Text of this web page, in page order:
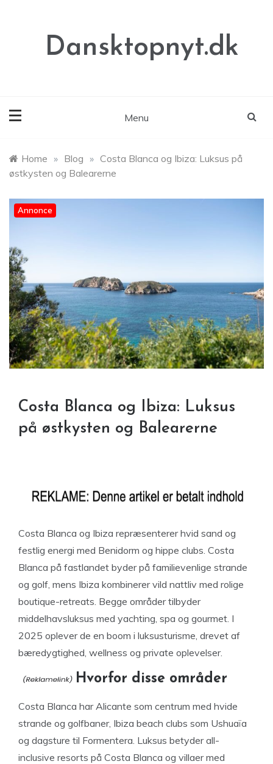
Dansktopnyt.dk
Menu
Home » Blog » Costa Blanca og Ibiza: Luksus på
østkysten og Balearerne
Annonce
Costa Blanca og Ibiza: Luksus
på østkysten og Balearerne
Costa Blanca og Ibiza repræsenterer hvid sand og
festlig energi med Benidorm og hippe clubs. Costa
Blanca på fastlandet byder på familievenlige strande
og golf, mens Ibiza kombinerer vild nattliv med rolige
boutique-retreats. Begge områder tilbyder
middelhavsluksus med yachting, spa og gourmet. I
2025 oplever de en boom i luksusturisme, drevet af
bæredygtighed, wellness og private oplevelser.
Hvorfor disse områder
Costa Blanca har Alicante som centrum med hvide
strande og golfbaner, Ibiza beach clubs som Ushuaïa
og dagsture til Formentera. Luksus betyder all-
inclusive resorts på Costa Blanca og villaer med